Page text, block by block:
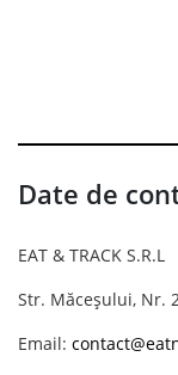
Date de
EAT & TRACK S.R.L
Str. Măceșului, Nr.
Email: